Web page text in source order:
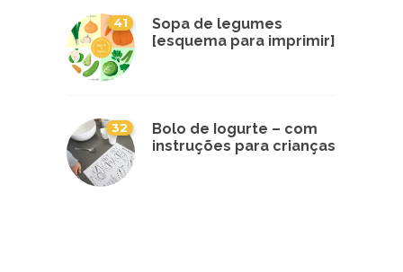
41
Sopa de legumes
[esquema para imprimir]
32
Bolo de Iogurte – com
instruções para crianças